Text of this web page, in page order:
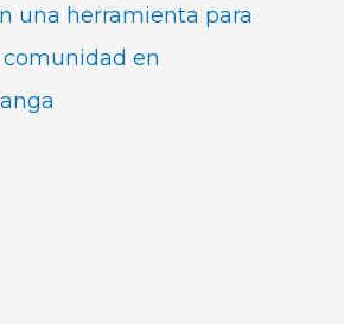
una herramienta para
en